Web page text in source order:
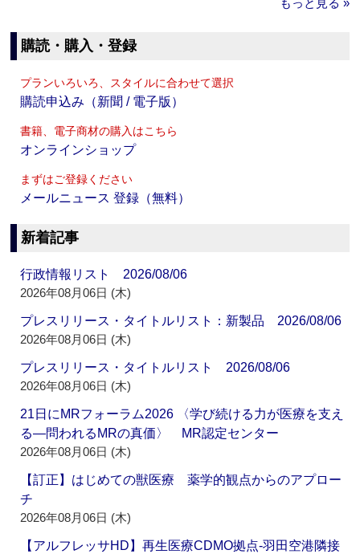
もっと見る »
購読・購入・登録
プランいろいろ、スタイルに合わせて選択
購読申込み（新聞 / 電子版）
書籍、電子商材の購入はこちら
オンラインショップ
まずはご登録ください
メールニュース 登録（無料）
新着記事
行政情報リスト 2026/08/06
2026年08月06日 (木)
プレスリリース・タイトルリスト：新製品 2026/08/06
2026年08月06日 (木)
プレスリリース・タイトルリスト 2026/08/06
2026年08月06日 (木)
21日にMRフォーラム2026 〈学び続ける力が医療を支え
る―問われるMRの真価〉 MR認定センター
2026年08月06日 (木)
【訂正】はじめての獣医療 薬学的観点からのアプロー
チ
2026年08月06日 (木)
【アルフレッサHD】再生医療CDMO拠点‐羽田空港隣接